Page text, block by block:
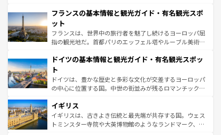
なお、新着のイタリア情報はコンテンツ一覧を参照してほ
しい。
文化が根付くこの国では、情熱的なフラメンコ、熱気あふ
れる闘牛、そして美味しいタパスが生活の一部となってい
る。首都マドリードの洗練された雰囲気や、バルセロナの
アートに溢れた街角から、地方では古代ローマ遺跡や中世
せる。地方によって風土や気候が異なるスペインはその個
ンテンツ一覧 を参照してほしい。
フランスの基本情報と観光ガイド・有名観光スポ
ット
フランスは、世界中の旅行者を魅了し続けるヨーロッパ屈
指の観光地だ。首都パリのエッフェル塔やルーブル美術館
で、幅広い魅力が詰まっている。華麗な宮殿、歴史的な大
聖堂、美しいビーチ、そして豊かな自然が、訪れる者を心
から魅了する。また、フランスは美食の国としても知ら
れ、フランス料理はユネスコ無形文化遺産にも登録されて
香り高いラベンダー畑など、多彩な楽しみ方が可能だ。さ
らに、パリ以外の地域にも魅力が溢れており、どの街角に
も豊かな歴史と文化が息づいている。パリ以外の個性あふ
ドイツの基本情報と観光ガイド・有名観光スポッ
ト
ドイツは、豊かな歴史と多彩な文化が交差するヨーロッパ
の中心に位置する国。中世の街並みが残るロマンチック街
顔を持つこの国は、どこを歩いても飽きることがない。ベ
ルリンの文化的活気、バイエルン州のアルプスの絶景、そ
してライン川沿いのワイン畑といった風景は必見。ビール
イギリス
イギリスは、古きよき伝統と最先端が共存する国。ウェス
トミンスター寺院や大英博物館のようなランドマーク、歴